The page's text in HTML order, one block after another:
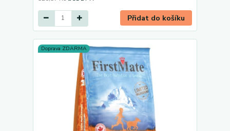
Přidat do košíku
Doprava ZDARMA